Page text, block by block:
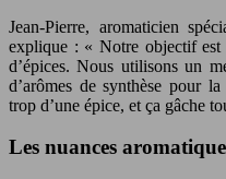
Jean-Pierre, aromaticien
explique : « Notre objectif est
d’épices. Nous utilisons un
d’arômes de synthèse pour
trop d’une épice, et ça gâche
Les nuances